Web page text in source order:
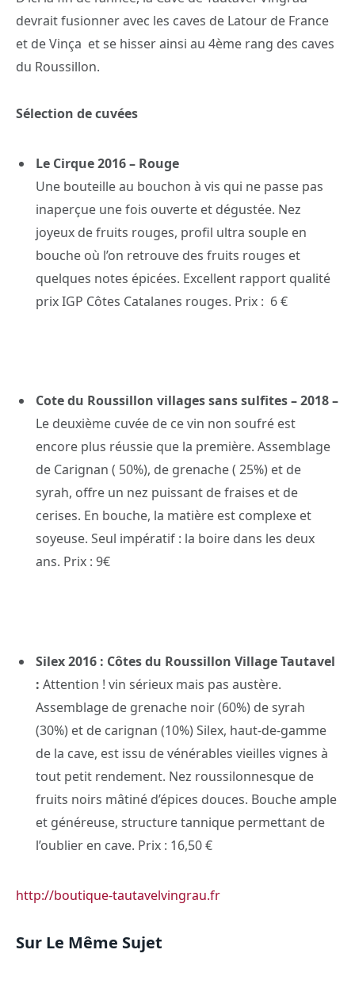
devrait fusionner avec les caves de Latour de France
et de Vinça et se hisser ainsi au 4ème rang des caves
du Roussillon.
Sélection de cuvées
Le Cirque 2016 – Rouge
Une bouteille au bouchon à vis qui ne passe pas
inaperçue une fois ouverte et dégustée. Nez
joyeux de fruits rouges, profil ultra souple en
bouche où l’on retrouve des fruits rouges et
quelques notes épicées. Excellent rapport qualité
prix IGP Côtes Catalanes rouges. Prix : 6 €
Cote du Roussillon villages sans sulfites – 2018 –
Le deuxième cuvée de ce vin non soufré est
encore plus réussie que la première. Assemblage
de Carignan ( 50%), de grenache ( 25%) et de
syrah, offre un nez puissant de fraises et de
cerises. En bouche, la matière est complexe et
soyeuse. Seul impératif : la boire dans les deux
ans. Prix : 9€
Silex 2016 : Côtes du Roussillon Village Tautavel
: Attention ! vin sérieux mais pas austère.
Assemblage de grenache noir (60%) de syrah
(30%) et de carignan (10%) Silex, haut-de-gamme
de la cave, est issu de vénérables vieilles vignes à
tout petit rendement. Nez roussilonnesque de
fruits noirs mâtiné d’épices douces. Bouche ample
et généreuse, structure tannique permettant de
l’oublier en cave. Prix : 16,50 €
http://boutique-tautavelvingrau.fr
Sur Le Même Sujet